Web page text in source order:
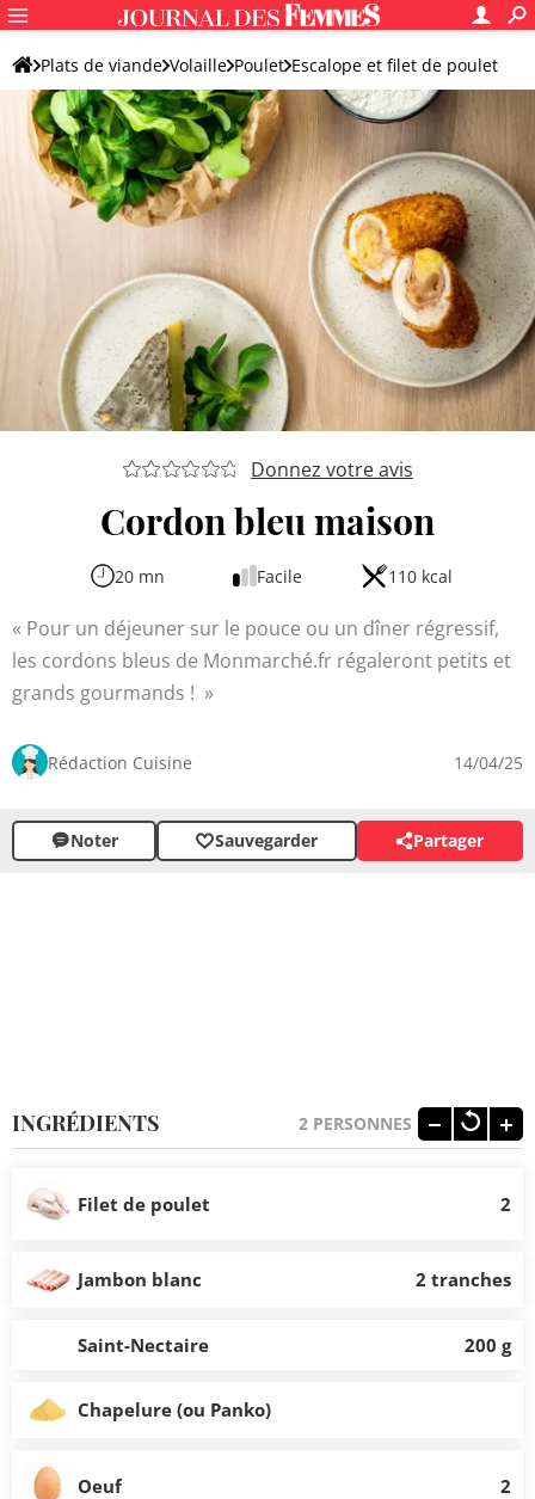
Plats de viande Volaille Poulet Escalope et filet de poulet
Donnez votre avis
Cordon bleu maison
20 mn Facile 110 kcal
Pour un déjeuner sur le pouce ou un dîner régressif,
les cordons bleus de Monmarché.fr régaleront petits et
grands gourmands !
Rédaction Cuisine 14/04/25
Noter Sauvegarder Partager
INGRÉDIENTS 2 PERSONNES
Filet de poulet 2
Jambon blanc 2 tranches
Saint-Nectaire 200 g
Chapelure (ou Panko)
Oeuf 2